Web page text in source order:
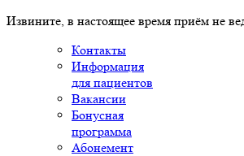
Извините, в настоящее время приём не
Контакты
Информация
для пациентов
Вакансии
Бонусная
программа
Абонемент